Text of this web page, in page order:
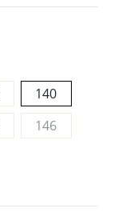
140
146